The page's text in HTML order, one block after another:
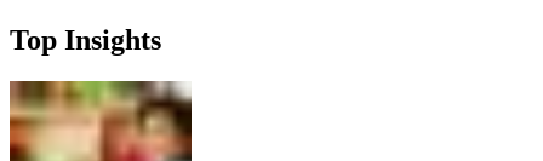
Top Insights